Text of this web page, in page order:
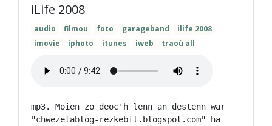
iLife 2008
audio filmou foto garageband
ilife 2008
imovie
iphoto itunes iweb traoù all
mp3. Moien zo deoc'h lenn an destenn war
"chwezetablog-rezkebil.blogspot.com" ha